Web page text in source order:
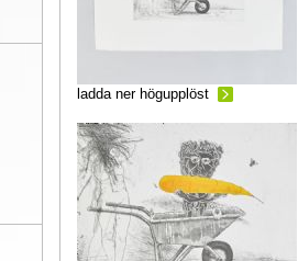
ladda ner högupplöst